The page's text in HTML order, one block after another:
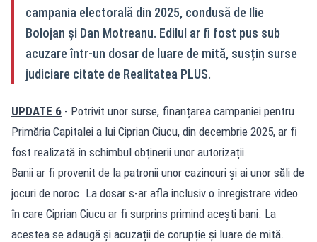
campania electorală din 2025, condusă de Ilie
Bolojan și Dan Motreanu. Edilul ar fi fost pus sub
acuzare într-un dosar de luare de mită, susțin surse
judiciare citate de Realitatea PLUS.
UPDATE 6 - Potrivit unor surse, finanțarea campaniei pentru
Primăria Capitalei a lui Ciprian Ciucu, din decembrie 2025, ar fi
fost realizată în schimbul obținerii unor autorizații.
Banii ar fi provenit de la patronii unor cazinouri și ai unor săli de
jocuri de noroc. La dosar s-ar afla inclusiv o înregistrare video
în care Ciprian Ciucu ar fi surprins primind acești bani. La
acestea se adaugă și acuzații de corupție și luare de mită.